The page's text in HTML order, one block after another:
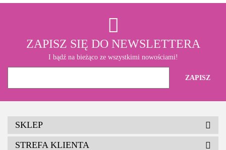
ZAPISZ SIĘ DO NEWSLETTERA
I bądź na bieżąco ze wszystkimi nowościami!
SKLEP
STREFA KLIENTA